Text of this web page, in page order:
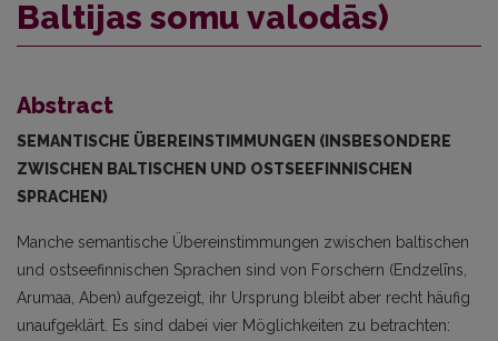
Baltijas somu valodās)
Abstract
SEMANTISCHE ÜBEREINSTIMMUNGEN (INSBESONDERE
ZWISCHEN BALTISCHEN UND OSTSEEFINNISCHEN
SPRACHEN)
Manche semantische Übereinstimmungen zwischen baltischen
und ostseefinnischen Sprachen sind von Forschern (Endzelīns,
Arumaa, Aben) aufgezeigt, ihr Ursprung bleibt aber recht häufig
unaufgeklärt. Es sind dabei vier Möglichkeiten zu betrachten: